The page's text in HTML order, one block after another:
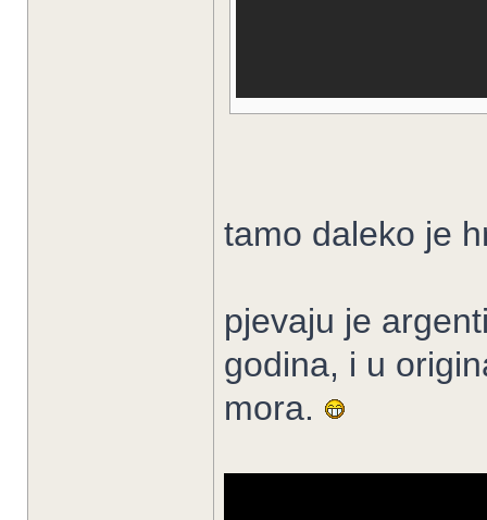
tamo daleko je
pjevaju je
godina, i u
mora.